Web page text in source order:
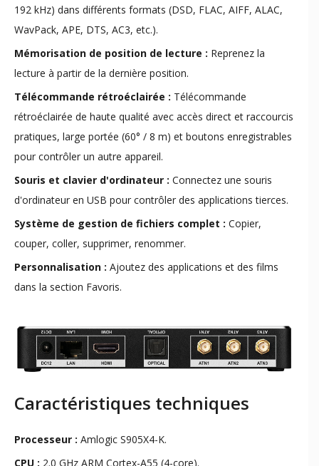
192 kHz) dans différents formats (DSD, FLAC, AIFF, ALAC,
WavPack, APE, DTS, AC3, etc.).
Mémorisation de position de lecture : Reprenez la
lecture à partir de la dernière position.
Télécommande rétroéclairée : Télécommande
rétroéclairée de haute qualité avec accès direct et raccourcis
pratiques, large portée (60° / 8 m) et boutons enregistrables
pour contrôler un autre appareil.
Souris et clavier d'ordinateur : Connectez une souris
d'ordinateur en USB pour contrôler des applications tierces.
Système de gestion de fichiers complet : Copier,
couper, coller, supprimer, renommer.
Personnalisation : Ajoutez des applications et des films
dans la section Favoris.
Caractéristiques techniques
Processeur : Amlogic S905X4-K.
CPU : 2.0 GHz ARM Cortex-A55 (4-core).